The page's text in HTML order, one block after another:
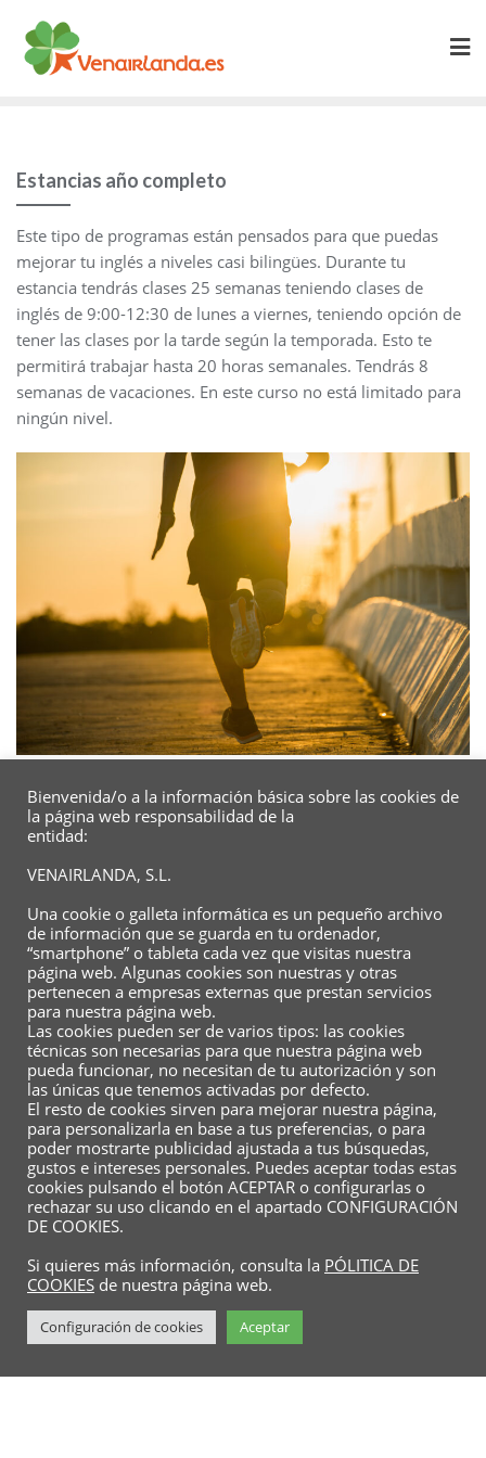
Estancias año completo
Este tipo de programas están pensados para que puedas
mejorar tu inglés a niveles casi bilingües. Durante tu
estancia tendrás clases 25 semanas teniendo clases de
inglés de 9:00-12:30 de lunes a viernes, teniendo opción de
tener las clases por la tarde según la temporada. Esto te
permitirá trabajar hasta 20 horas semanales. Tendrás 8
semanas de vacaciones. En este curso no está limitado para
ningún nivel.
Academias colaboradoras
Reserva
Sus datos seguros
Política de cookies
Copyright ©2026 Ven a Irlanda . Todos los derechos
Bienvenida/o a la información básica sobre las cookies de
la página web responsabilidad de la
entidad:
VENAIRLANDA, S.L.
Una cookie o galleta informática es un pequeño archivo
de información que se guarda en tu ordenador,
“smartphone” o tableta cada vez que visitas nuestra
página web. Algunas cookies son nuestras y otras
pertenecen a empresas externas que prestan servicios
para nuestra página web.
Las cookies pueden ser de varios tipos: las cookies
técnicas son necesarias para que nuestra página web
pueda funcionar, no necesitan de tu autorización y son
las únicas que tenemos activadas por defecto.
El resto de cookies sirven para mejorar nuestra página,
para personalizarla en base a tus preferencias, o para
poder mostrarte publicidad ajustada a tus búsquedas,
gustos e intereses personales. Puedes aceptar todas estas
cookies pulsando el botón ACEPTAR o configurarlas o
rechazar su uso clicando en el apartado CONFIGURACIÓN
DE COOKIES.
Si quieres más información, consulta la PÓLITICA DE
COOKIES de nuestra página web.
Configuración de cookies Aceptar